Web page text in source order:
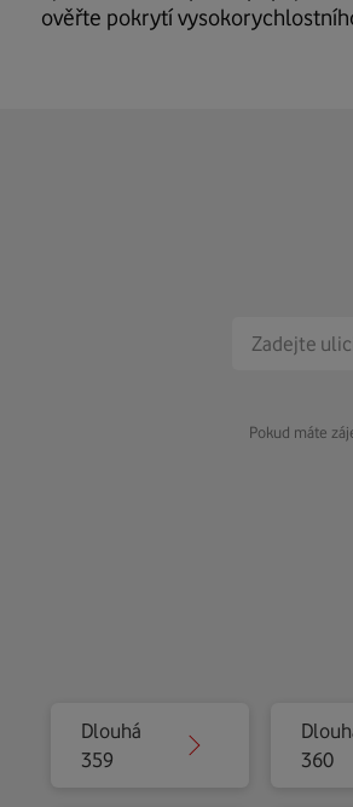
ověřte pokrytí
Pokud máte
Dlouhá
359
360